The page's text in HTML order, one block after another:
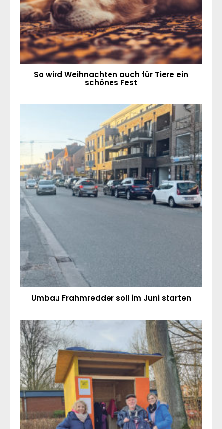
So wird Weihnachten auch für Tiere ein
schönes Fest
Umbau Frahmredder soll im Juni starten